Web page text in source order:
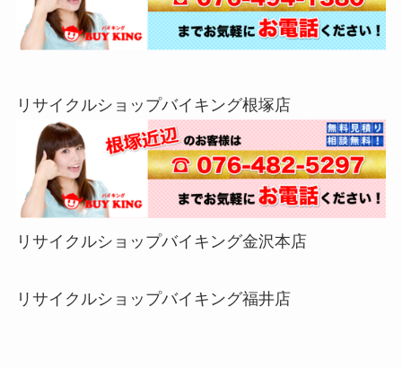
リサイクルショップバイキング根塚店
リサイクルショップバイキング金沢本店
リサイクルショップバイキング福井店